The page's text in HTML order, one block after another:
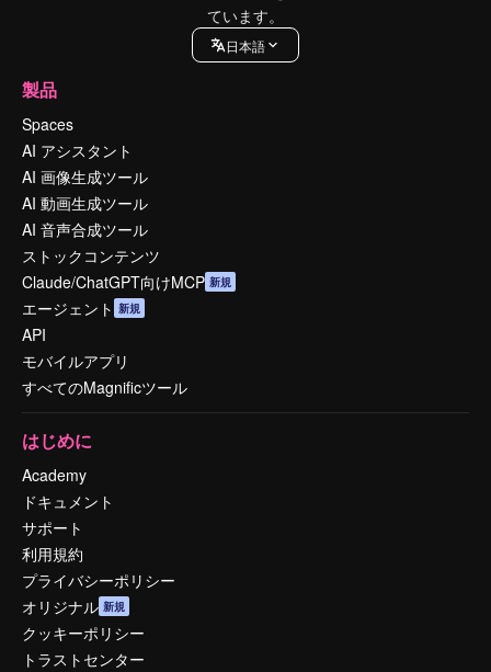
ています。
日本語
製品
Spaces
AI アシスタント
AI 画像生成ツール
AI 動画生成ツール
AI 音声合成ツール
ストックコンテンツ
Claude/ChatGPT向けMCP 新規
エージェント 新規
API
モバイルアプリ
すべてのMagnificツール
はじめに
Academy
ドキュメント
サポート
利用規約
プライバシーポリシー
オリジナル 新規
クッキーポリシー
トラストセンター